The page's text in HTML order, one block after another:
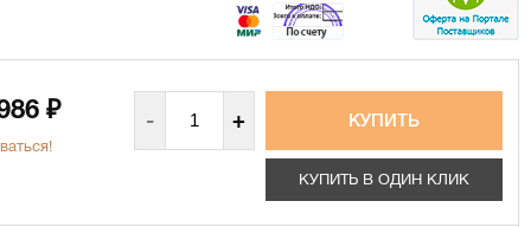
₽ - +
КУПИТЬ В ОДИН КЛИК